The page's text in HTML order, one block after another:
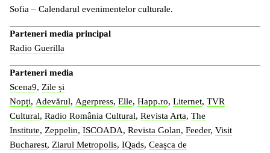
Sofia – Calendarul evenimentelor culturale.
Parteneri media principal
Radio Guerilla
Parteneri media
Scena9, Zile și
Nopți, Adevărul, Agerpress, Elle, Happ.ro, Liternet, TVR
Cultural, Radio România Cultural, Revista Arta, The
Institute, Zeppelin, ISCOADA, Revista Golan, Feeder, Visit
Bucharest, Ziarul Metropolis, IQads, Ceașca de